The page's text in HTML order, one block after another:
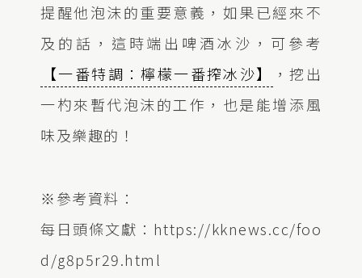
提醒他泡沫的重要意義，如果已經來不
及的話，這時端出啤酒冰沙，可參考
【一番特調：檸檬一番搾冰沙】
，挖出
一杓來暫代泡沫的工作，也是能增添風
味及樂趣的！
※參考資料：
每日頭條文獻：https://kknews.cc/foo
d/g8p5r29.html